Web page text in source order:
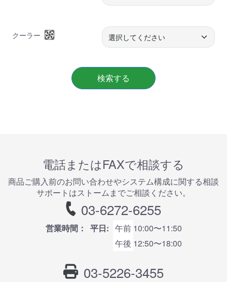
クーラー
検索する
電話またはFAXで相談する
商品ご購⼊前のお問い合わせやシステム構成に関する相談
サポートはストームまでご相談ください。
03-6272-6255
営業時間： 平日: 午前 10:00〜11:50
午後 12:50〜18:00
03-5226-3455